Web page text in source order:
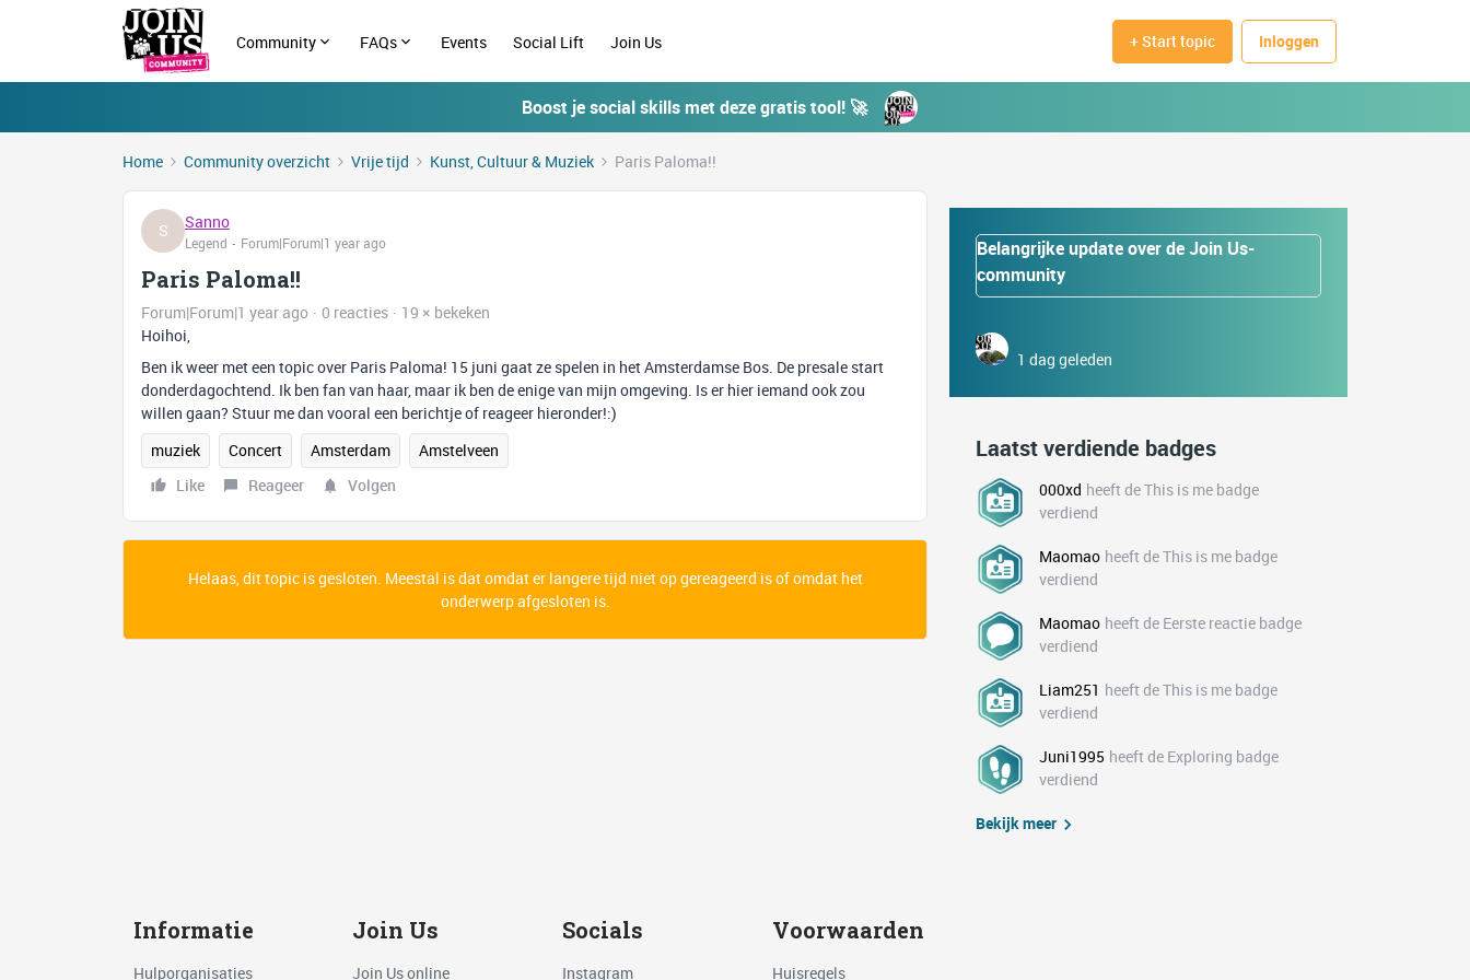
Community FAQs Events Social Lift Join Us + Start topic Inloggen
Boost je social skills met deze gratis tool! 🚀
Home Community overzicht Vrije tijd Kunst, Cultuur & Muziek Paris Paloma!!
S Sanno
Legend Forum|Forum|1 year ago
Paris Paloma!!
Forum|Forum|1 year ago 0 reacties
19 × bekeken
Hoihoi,
Ben ik weer met een topic over Paris Paloma! 15 juni gaat ze spelen in het Amsterdamse Bos. De presale start
donderdagochtend. Ik ben fan van haar, maar ik ben de enige van mijn omgeving. Is er hier iemand ook zou
willen gaan? Stuur me dan vooral een berichtje of reageer hieronder!:)
muziek
Concert Amsterdam
Amstelveen
Like
Reageer Volgen
Helaas, dit topic is gesloten. Meestal is dat omdat er langere tijd niet op gereageerd is of omdat het
onderwerp afgesloten is.
Belangrijke update over de Join Us-
community
1 dag geleden
Laatst verdiende badges
000xd heeft de This is me badge
verdiend
Maomao heeft de This is me badge
verdiend
Maomao heeft de Eerste reactie badge
verdiend
Liam251 heeft de This is me badge
verdiend
Juni1995 heeft de Exploring badge
verdiend
Bekijk meer
Informatie
Hulporganisaties
Join Us
Join Us online
Socials
Instagram
Voorwaarden
Huisregels